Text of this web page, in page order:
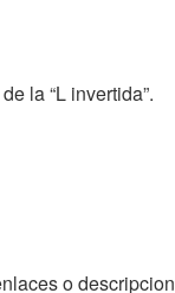
la “L invertida”.
o